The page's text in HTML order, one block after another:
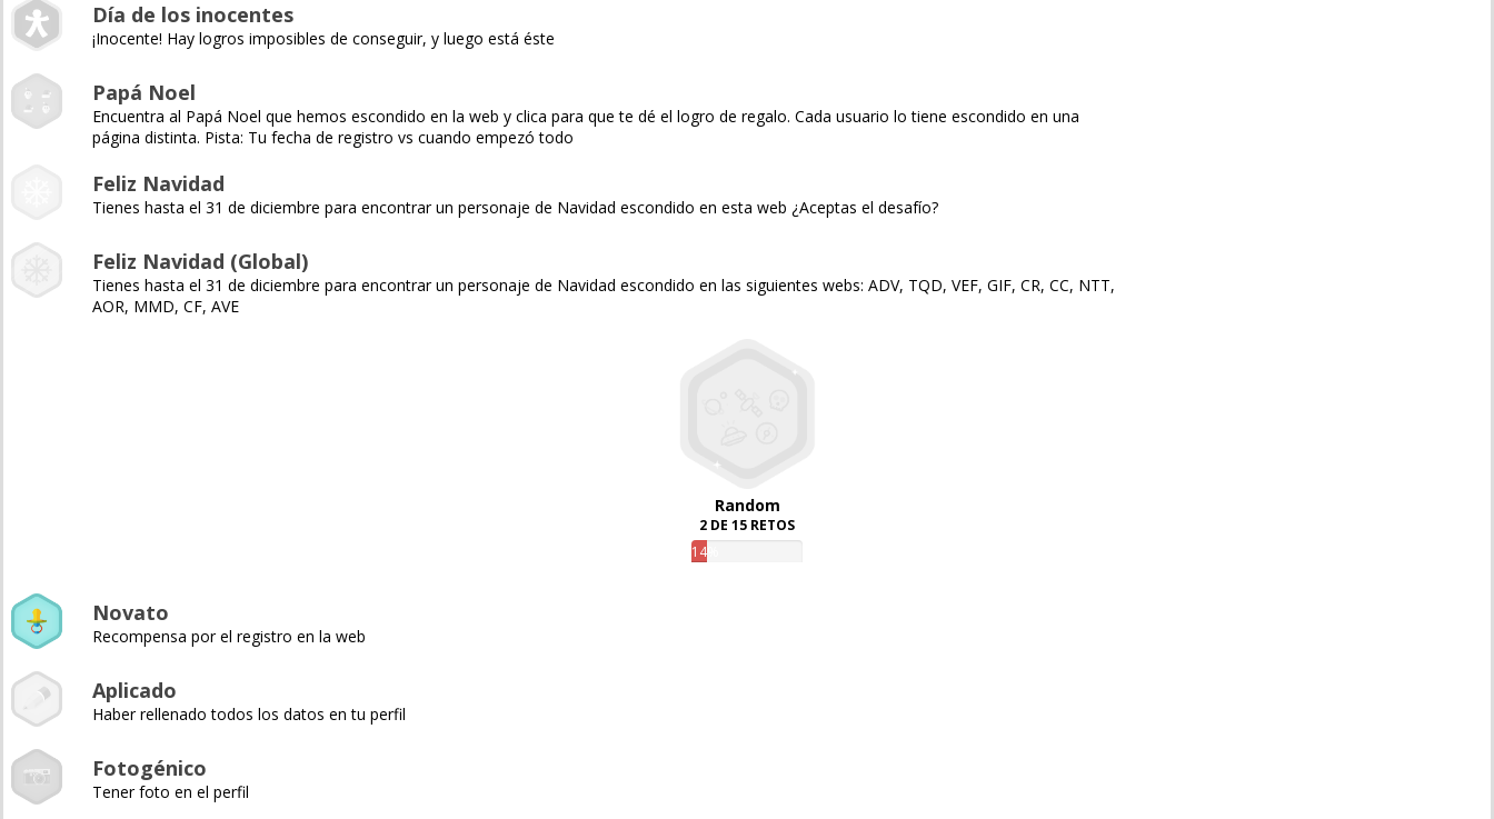
Día de los inocentes
¡Inocente! Hay logros imposibles de conseguir, y luego está éste
Papá Noel
Encuentra al Papá Noel que hemos escondido en la web y clica para que te dé el logro de regalo. Cada usuario lo tiene escondido en una
página distinta. Pista: Tu fecha de registro vs cuando empezó todo
Feliz Navidad
Tienes hasta el 31 de diciembre para encontrar un personaje de Navidad escondido en esta web ¿Aceptas el desafío?
Feliz Navidad (Global)
Tienes hasta el 31 de diciembre para encontrar un personaje de Navidad escondido en las siguientes webs: ADV, TQD, VEF, GIF, CR, CC, NTT,
AOR, MMD, CF, AVE
Random
2 DE 15 RETOS
14%
Novato
Recompensa por el registro en la web
Aplicado
Haber rellenado todos los datos en tu perfil
Fotogénico
Tener foto en el perfil